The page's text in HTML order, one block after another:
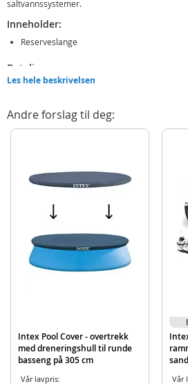
saltvannssystemer.
Inneholder:
Reserveslange
Detaljer:
Mål: 150 cm lang
Merk: Kontroller slangen du har fra før slik at
Produktdetaljer
Modell
Les hele beskrivelsen
Andre forslag til deg:
Intex Pool Cover - overtrekk
med dreneringshull til runde
basseng på 305 cm
Vår lavpris: Vår